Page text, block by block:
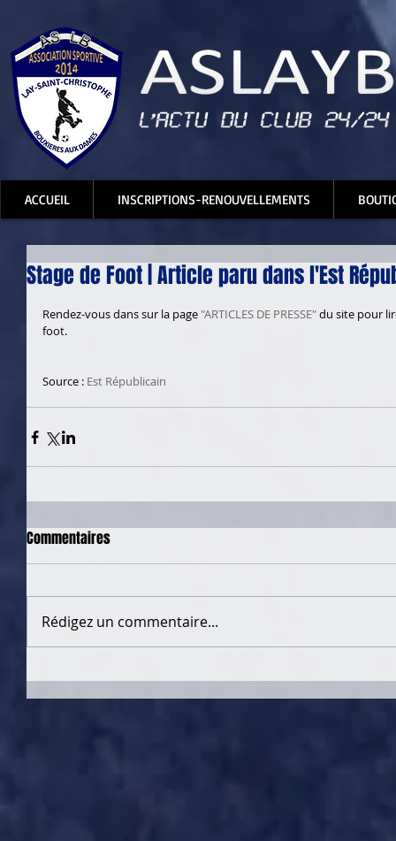
ACCUEIL INSCRIPTIONS-RENOUVELLEMENTS
Stage de Foot | Article paru dans l'Est
Rendez-vous dans sur la page "ARTICLES DE PRESSE" du site pour
foot.
Source : Est Républicain
Commentaires
Rédigez un commentaire...